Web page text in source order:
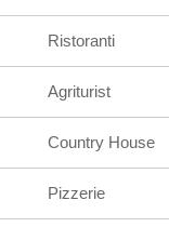
Ristoranti
Agriturist
Country House
Pizzerie